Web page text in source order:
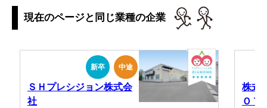
現在のページと同じ業種の企業
新卒 中途
ＳＨプレシジョン株式会
社
株式
ＯＴ